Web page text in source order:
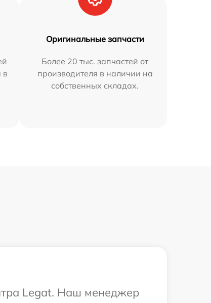
в
Оригинальные запчасти
Более 20 тыс. запчастей от
производителя в наличии на
собственных складах.
Legat. Наш менеджер